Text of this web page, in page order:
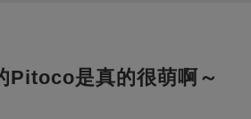
Pitoco是真的很萌啊～